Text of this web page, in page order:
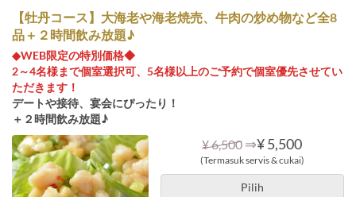
【牡丹コース】大海老や海老焼売、牛肉の炒め物など全8
品＋２時間飲み放題♪
◆WEB限定の特別価格◆
2～4名様まで個室選択可、5名様以上のご予約で個室優先させてい
ただきます！
デートや接待、宴会にぴったり！
＋２時間飲み放題♪
¥ 6,500 ⇒¥ 5,500
(Termasuk servis & cukai)
Pilih